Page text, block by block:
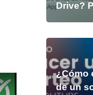
Drive?
¿Cómo
de un